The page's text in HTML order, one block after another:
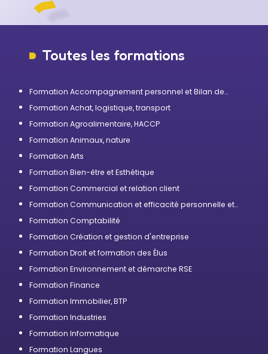
Toutes les formations
Formation Accompagnement personnel et Bilan de
Formation Achat, logistique, transport
Formation Agroalimentaire, HACCP
Formation Animaux, nature
Formation Arts
Formation Bien-être et Esthétique
Formation Commercial et relation client
Formation Communication et efficacité personnelle et
Formation Comptabilité
Formation Création et gestion d'entreprise
Formation Droit et formation des Élus
Formation Environnement et démarche RSE
Formation Finance
Formation Immobilier, BTP
Formation Industries
Formation Informatique
Formation Langues